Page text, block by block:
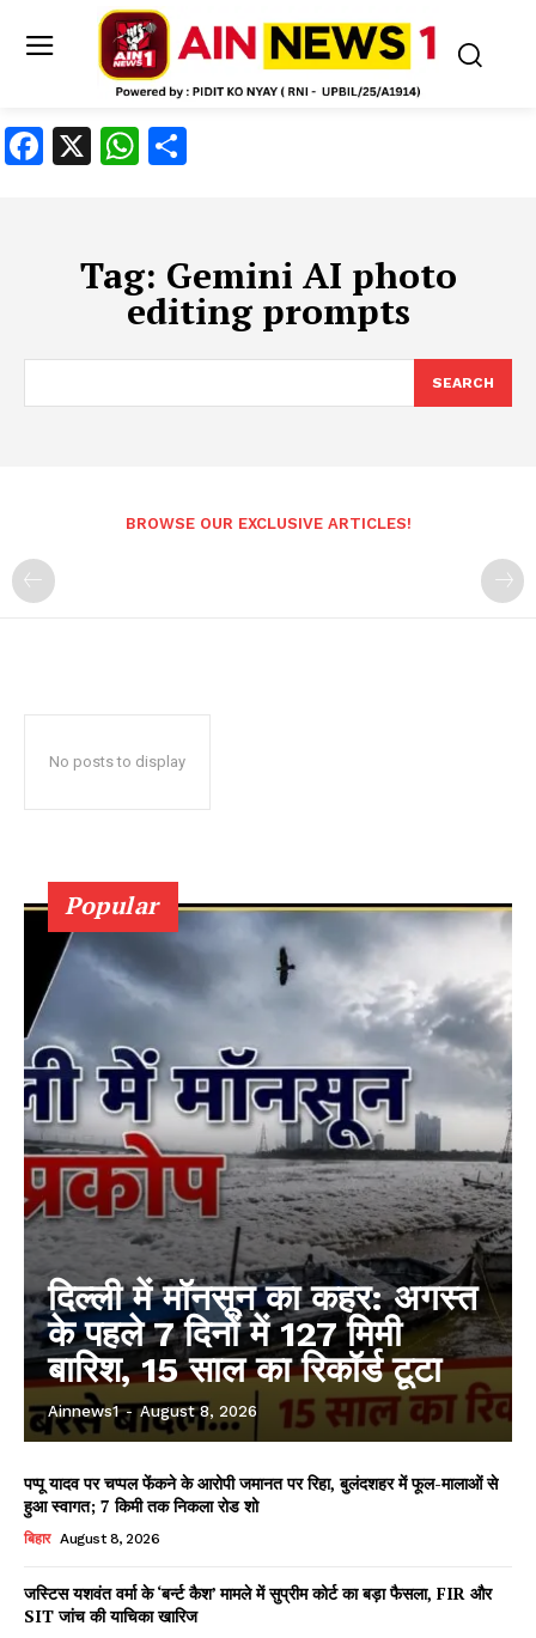
Facebook
X WhatsApp
Tag: Gemini AI photo
editing prompts
SEARCH
BROWSE OUR EXCLUSIVE ARTICLES!
No posts to display
Popular
दिल्ली में मॉनसून का कहर: अगस्त
के पहले 7 दिनों में 127 मिमी
बारिश, 15 साल का रिकॉर्ड टूटा
Ainnews1 - August 8, 2026
पप्पू यादव पर चप्पल फेंकने के आरोपी जमानत पर रिहा, बुलंदशहर में फूल-मालाओं से
हुआ स्वागत; 7 किमी तक निकला रोड शो
बिहार August 8, 2026
जस्टिस यशवंत वर्मा के ‘बर्न्ट कैश’ मामले में सुप्रीम कोर्ट का बड़ा फैसला, FIR और
SIT जांच की याचिका खारिज